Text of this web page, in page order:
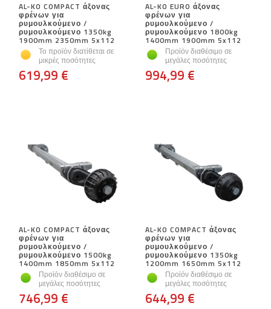
AL-KO COMPACT άξονας
φρένων για
ρυμουλκούμενο /
ρυμουλκούμενο 1350kg
1900mm 2350mm 5x112
Το προϊόν διατίθεται σε
μικρές ποσότητες
619,99 €
AL-KO EURO άξονας
φρένων για
ρυμουλκούμενο /
ρυμουλκούμενο 1800kg
1400mm 1900mm 5x112
Προϊόν διαθέσιμο σε
μεγάλες ποσότητες
994,99 €
AL-KO COMPACT άξονας
φρένων για
ρυμουλκούμενο /
ρυμουλκούμενο 1500kg
1400mm 1850mm 5x112
Προϊόν διαθέσιμο σε
μεγάλες ποσότητες
746,99 €
AL-KO COMPACT άξονας
φρένων για
ρυμουλκούμενο /
ρυμουλκούμενο 1350kg
1200mm 1650mm 5x112
Προϊόν διαθέσιμο σε
μεγάλες ποσότητες
644,99 €